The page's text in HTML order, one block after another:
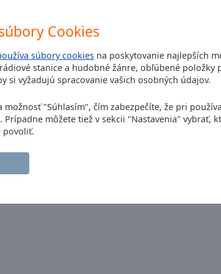
Cookies
súbory cookies na poskytovanie najlepších
stanice a hudobné žánre, obľúbené položky
si vyžadujú spracovanie vašich osobných údajov.
možnosť "Súhlasím", čím zabezpečíte, že pri
Prípadne môžete tiež v sekcii "Nastavenia" vybrať,
povoliť.
01.01.2020
escucharnos. Siempre trabajando